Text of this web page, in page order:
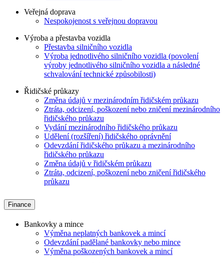
Veřejná doprava
Nespokojenost s veřejnou dopravou
Výroba a přestavba vozidla
Přestavba silničního vozidla
Výroba jednotlivého silničního vozidla (povolení
výroby jednotlivého silničního vozidla a následné
schvalování technické způsobilosti)
Řidičské průkazy
Změna údajů v mezinárodním řidičském průkazu
Ztráta, odcizení, poškození nebo zničení mezinárodního
řidičského průkazu
Vydání mezinárodního řidičského průkazu
Udělení (rozšíření) řidičského oprávnění
Odevzdání řidičského průkazu a mezinárodního
řidičského průkazu
Změna údajů v řidičském průkazu
Ztráta, odcizení, poškození nebo zničení řidičského
průkazu
Finance
Bankovky a mince
Výměna neplatných bankovek a mincí
Odevzdání padělané bankovky nebo mince
Výměna poškozených bankovek a mincí